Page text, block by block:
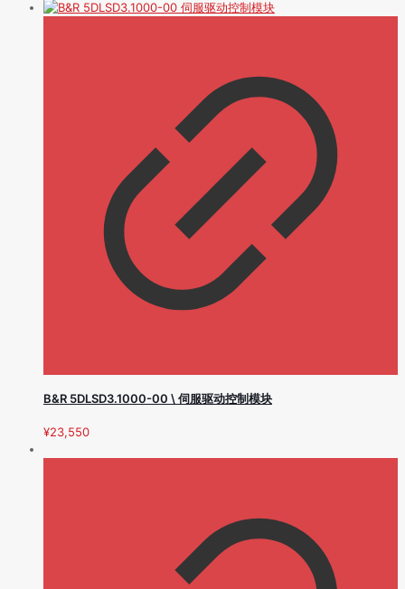
B&R 5DLSD3.1000-00 \ 伺服驱动控制模块
¥23,550